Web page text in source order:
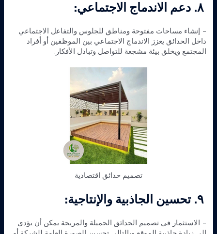
٨. دعم الاندماج الاجتماعي:
– إنشاء مساحات مفتوحة ومناطق للجلوس والتفاعل الاجتماعي
داخل الحدائق يعزز الاندماج الاجتماعي بين الموظفين أو أفراد
المجتمع ويخلق بيئة مشجعة للتواصل وتبادل الأفكار.
تصميم حدائق اقتصادية
٩. تحسين الجاذبية والإنتاجية:
– الاستثمار في تصميم الحدائق الجميلة والمريحة يمكن أن يؤدي